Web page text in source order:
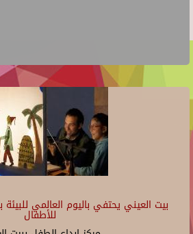
بيت العيني يحتفي باليوم العالمي للبيئة
للأطفال